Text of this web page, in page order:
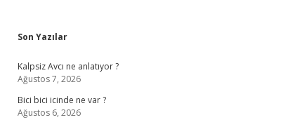
Sidebar
Son Yazılar
Kalpsiz Avcı ne anlatıyor ?
Ağustos 7, 2026
Bici bici icinde ne var ?
Ağustos 6, 2026